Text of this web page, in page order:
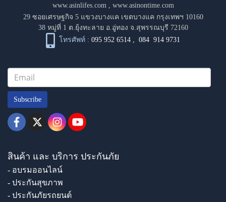
www.asinlifes.com, www.asinontime.com
29 ซอยเศรษฐกิจ 5 แขวงบางแค เขตบางแค กรุงเทพฯ 10160
38 หมู่ที่ 1 ต.ยุ้งทะลาย อ.อู่ทอง จ.สุพรรณบุรี 72160
โทรศัพท์ : 095 952 6514 ,084 914 9731
Subscribe
สินค้า และ บริการ ประกันภัย
- อบรมออนไลน์
- ประกันสุขภาพ
- ประกันภัยรถยนต์